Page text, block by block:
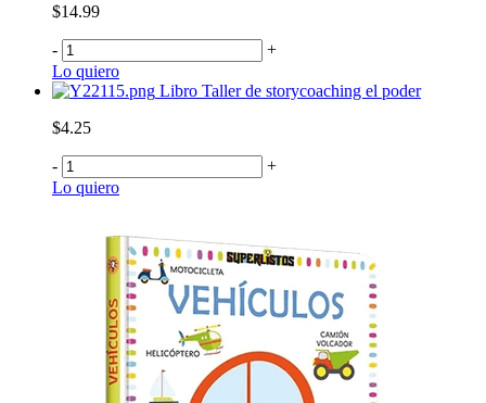
$14.99
-
+
Lo quiero
Libro Taller de storycoaching el poder
$4.25
-
+
Lo quiero